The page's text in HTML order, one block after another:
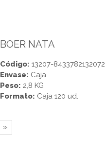
BOER NATA
Código: 13207-8433782132072
Envase: Caja
Peso: 2,8 KG
Formato: Caja 120 ud.
»